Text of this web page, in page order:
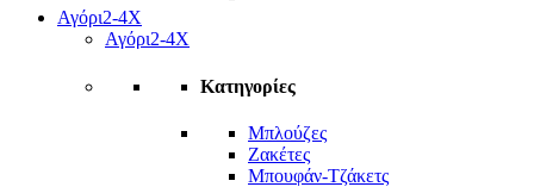
Αγόρι2-4Χ
Αγόρι2-4Χ
Κατηγορίες
Μπλούζες
Ζακέτες
Μπουφάν-Τζάκετς